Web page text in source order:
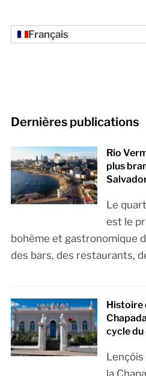
Français
Dernières publications
Rio
plus
Le
est le
bohème et gastronomique
des bars, des restaurants,
Histoire
cycle
Lençóis
la